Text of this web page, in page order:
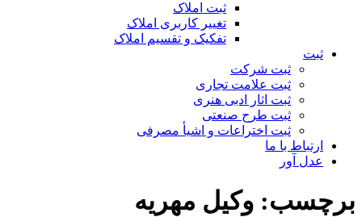
ثبت املاک
تغییر کاربری املاک
تفکیک و تقسیم املاک
ثبت
ثبت شرکت
ثبت علامت تجاری
ثبت اثار ادبی هنری
ثبت طرح صنعتی
ثبت اختراعات و اشیا‌ٔ مصرفی
ارتباط با ما
عدل آور
برچسب: وکیل مهریه